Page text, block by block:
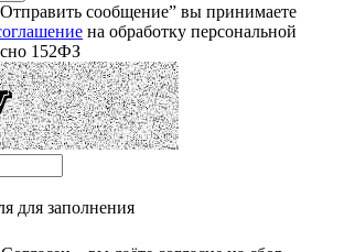
сообщение” вы принимаете
на обработку персональной
152ФЗ
для заполнения